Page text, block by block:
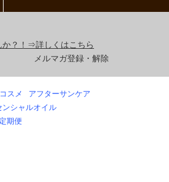
か？！⇒詳しくはこちら
メルマガ登録・解除
スメ
アフターサンケア
ンシャルオイル
定期便